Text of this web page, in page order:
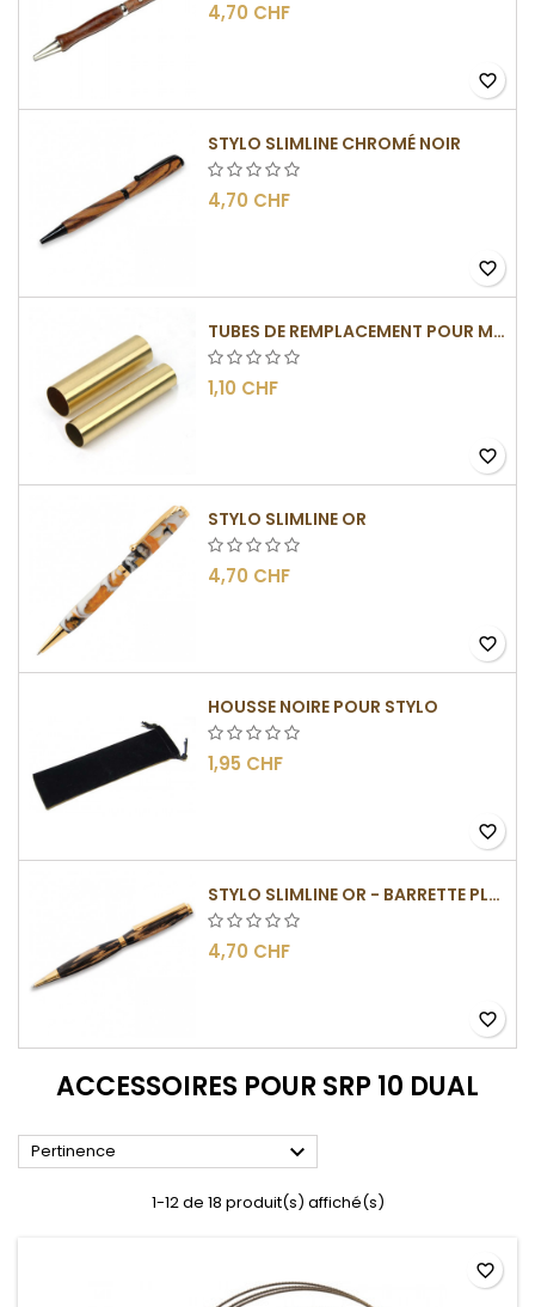
4,70 CHF
favorite_border
STYLO SLIMLINE CHROMÉ NOIR
4,70 CHF
favorite_border
TUBES DE REMPLACEMENT POUR MÉCANISME SLIMLINE
1,10 CHF
favorite_border
STYLO SLIMLINE OR
4,70 CHF
favorite_border
HOUSSE NOIRE POUR STYLO
1,95 CHF
favorite_border
STYLO SLIMLINE OR - BARRETTE PLATE
4,70 CHF
favorite_border
ACCESSOIRES POUR SRP 10 DUAL
Pertinence 
1-12 de 18 produit(s) affiché(s)
favorite_border